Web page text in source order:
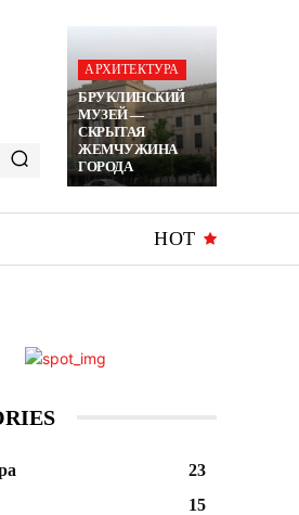
АРХИТЕКТУРА
БРУКЛИНСКИЙ
МУЗЕЙ —
СКРЫТАЯ
ЖЕМЧУЖИНА
ГОРОДА
HOT
23
15